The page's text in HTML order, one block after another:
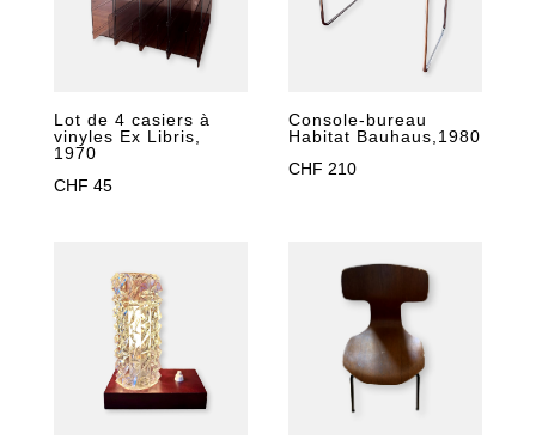
Lot de 4 casiers à
vinyles Ex Libris,
1970
CHF 45
Console-bureau
Habitat Bauhaus,1980
CHF 210